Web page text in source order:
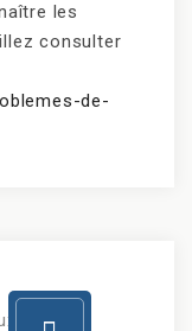
les
consulter
de-
Mangez